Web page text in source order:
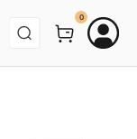
BEJELENTKEZÉS
0